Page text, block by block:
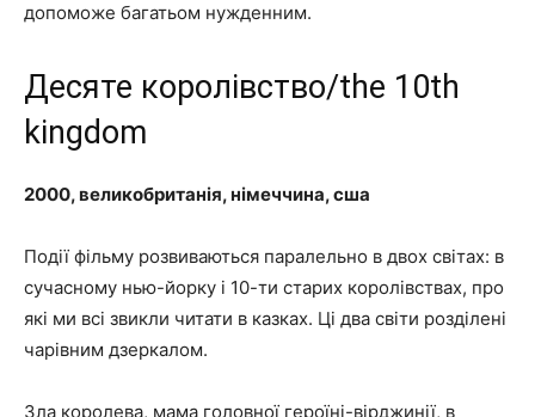
допоможе багатьом нужденним.
Десяте королівство/the 10th
kingdom
2000, великобританія, німеччина, сша
Події фільму розвиваються паралельно в двох світах: в
сучасному нью-йорку і 10-ти старих королівствах, про
які ми всі звикли читати в казках. Ці два світи розділені
чарівним дзеркалом.
Зла королева, мама головної героїні-вірджинії, в